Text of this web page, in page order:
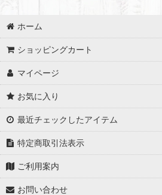
ホーム
ショッピングカート
マイページ
お気に入り
最近チェックしたアイテム
特定商取引法表示
ご利用案内
お問い合わせ